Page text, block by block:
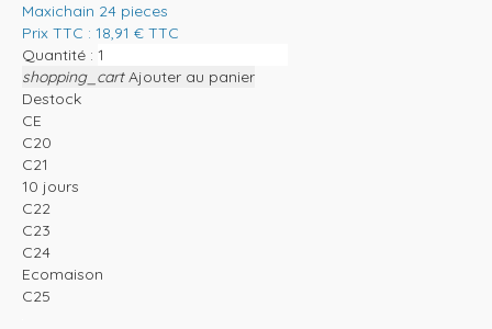
Maxichain 24 pieces
Prix TTC : 18,91 € TTC
Quantité :
shopping_cart Ajouter au panier
Destock
CE
C20
C21
10 jours
C22
C23
C24
Ecomaison
C25